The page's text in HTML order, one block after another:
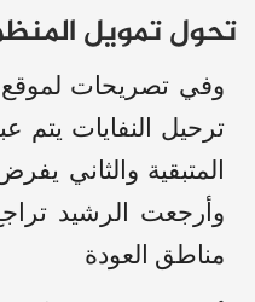
تحول تمويل
ترحيل النفايات يتم
المتبقية والثاني
وأرجعت الرشيد
مناطق العودة